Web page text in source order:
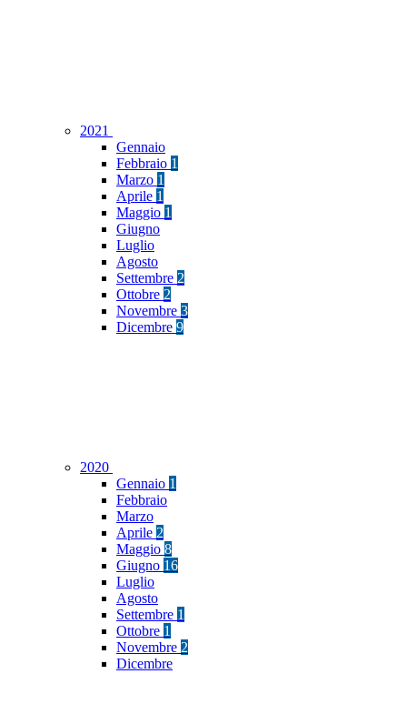
2021
Gennaio
Febbraio 1
Marzo 1
Aprile 1
Maggio 1
Giugno
Luglio
Agosto
Settembre 2
Ottobre 2
Novembre 3
Dicembre 9
2020
Gennaio 1
Febbraio
Marzo
Aprile 2
Maggio 8
Giugno 16
Luglio
Agosto
Settembre 1
Ottobre 1
Novembre 2
Dicembre